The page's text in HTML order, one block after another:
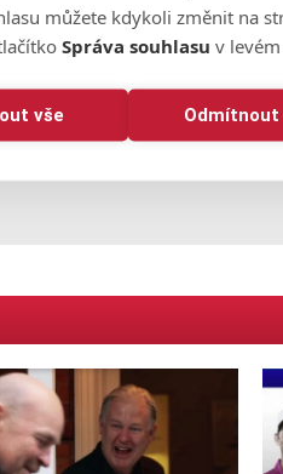
můžete kdykoli změnit na
Správa souhlasu v
vše Odmítnout
zprávou, že je zde stále
mé,"dodává Finau.